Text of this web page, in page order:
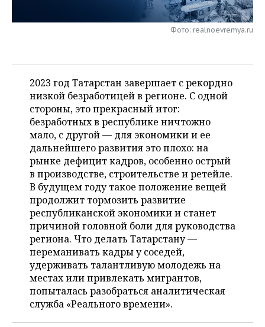
ЭНЕРГЕТИКА
РОЗНИЧНАЯ ТОРГОВЛЯ
УСЛУГИ
НОВОСТИ ТЕХНОЛОГИЙ
МЕДИА
ТЕЛЕКОММУНИКАЦИИ
МЕРОПРИЯТИЯ
ВЫЕЗДНАЯ РЕДАКЦИЯ
БИЗНЕС-БРАНЧИ
ONLINE-КОНФЕРЕНЦИИ
ОТКРЫТАЯ ЛЕКЦИЯ
НОВОСТИ СПОРТА
ХОККЕЙ
БАСКЕТБОЛ
ВОЛЕЙБОЛ
КИБЕРСПОРТ
ФИГУРНОЕ КАТАНИЕ
ВОДНЫЕ ВИДЫ СПОРТА
ХОККЕЙ С МЯЧОМ
ОБЩЕСТВО
НОВОСТИ ОБЩЕСТВА
ВЛАСТЬ
ИНФРАСТРУКТУРА
ИСТОРИЯ
КУЛЬТУРА
МЕДИЦИНА
ОБРАЗОВАНИЕ
ПРОИСШЕСТВИЯ
ФОТОГАЛЕРЕЯ
СЮЖЕТЫ
СПРАВОЧНИК
СПИСОК ПЕРСОН
СПИСОК КОМПАНИЙ
ПОЛНАЯ ВЕРСИЯ
Фото: realnoevremya.ru
2023 год Татарстан завершает с рекордно
низкой безработицей в регионе. С одной
стороны, это прекрасный итог:
безработных в республике ничтожно
мало, с другой — для экономики и ее
дальнейшего развития это плохо: на
рынке дефицит кадров, особенно острый
в производстве, строительстве и ретейле.
В будущем году такое положение вещей
продолжит тормозить развитие
республиканской экономики и станет
причиной головной боли для руководства
региона. Что делать Татарстану —
переманивать кадры у соседей,
удерживать талантливую молодежь на
местах или привлекать мигрантов,
попыталась разобраться аналитическая
служба «Реального времени».